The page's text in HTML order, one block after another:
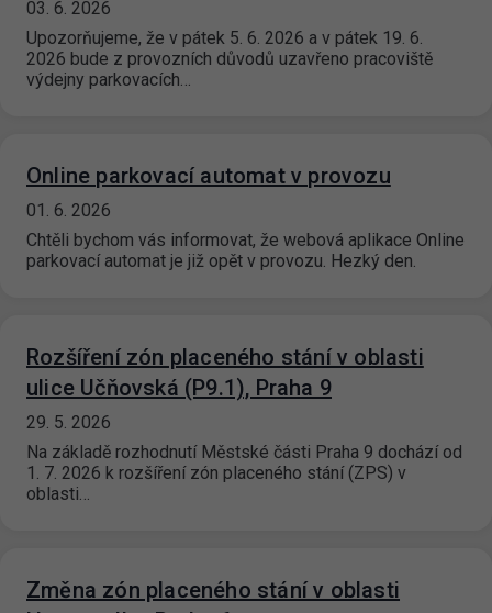
03. 6. 2026
Upozorňujeme, že v pátek 5. 6. 2026 a v pátek 19. 6.
2026 bude z provozních důvodů uzavřeno pracoviště
výdejny parkovacích…
Online parkovací automat v provozu
01. 6. 2026
Chtěli bychom vás informovat, že webová aplikace Online
parkovací automat je již opět v provozu. Hezký den.
Rozšíření zón placeného stání v oblasti
ulice Učňovská (P9.1), Praha 9
29. 5. 2026
Na základě rozhodnutí Městské části Praha 9 dochází od
1. 7. 2026 k rozšíření zón placeného stání (ZPS) v
oblasti…
Změna zón placeného stání v oblasti